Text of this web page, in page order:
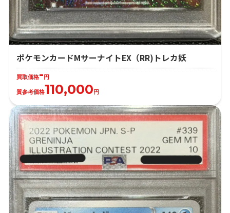
ポケモンカードMサーナイトEX（RR)トレカ妖
買取価格-円
質参考価格110,000円